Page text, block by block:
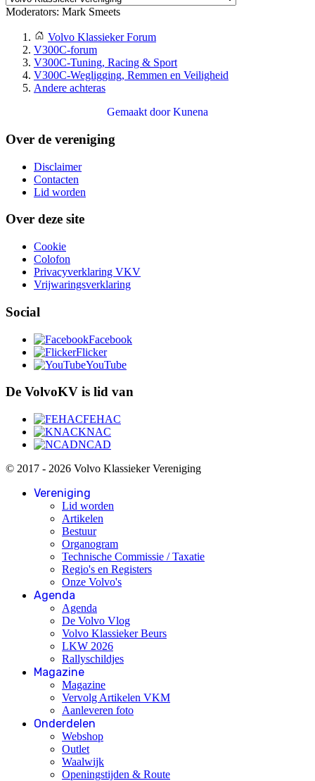
Moderators: Mark Smeets
Volvo Klassieker Forum
V300C-forum
V300C-Tuning, Racing & Sport
V300C-Wegligging, Remmen en Veiligheid
Andere achteras
Gemaakt doorKunena
Over de vereniging
Disclaimer
Contacten
Lid worden
Over deze site
Cookie
Colofon
Privacyverklaring VKV
Vrijwaringsverklaring
Social
Facebook
Flicker
YouTube
De VolvoKV is lid van
FEHAC
KNAC
NCAD
© 2017 - 2026 Volvo Klassieker Vereniging
Vereniging
Lid worden
Artikelen
Bestuur
Organogram
Technische Commissie / Taxatie
Regio's en Registers
Onze Volvo's
Agenda
Agenda
De Volvo Vlog
Volvo Klassieker Beurs
LKW 2026
Rallyschildjes
Magazine
Magazine
Vervolg Artikelen VKM
Aanleveren foto
Onderdelen
Webshop
Outlet
Waalwijk
Openingstijden & Route